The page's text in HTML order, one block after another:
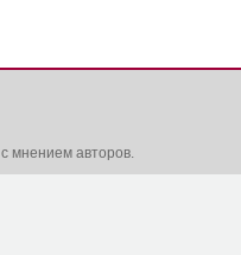
мнением авторов.